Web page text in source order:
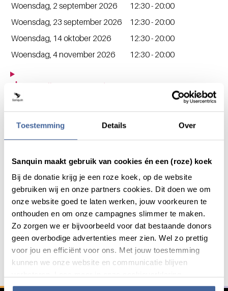
Toestemming Details Over
Sanquin maakt gebruik van cookies én een (roze) koek
Bij de donatie krijg je een roze koek, op de website
gebruiken wij en onze partners cookies. Dit doen we om
onze website goed te laten werken, jouw voorkeuren te
onthouden en om onze campagnes slimmer te maken.
Zo zorgen we er bijvoorbeeld voor dat bestaande donors
geen overbodige advertenties meer zien. Wel zo prettig
voor jou en efficiënt voor ons. Met jouw toestemming
kunnen we onze website en communicatie blijven
Woensdag, 2 september 2026
12:30 - 20:00
Woensdag, 23 september 2026
12:30 - 20:00
Woensdag, 14 oktober 2026
12:30 - 20:00
Woensdag, 4 november 2026
12:30 - 20:00
Toon alle openingstijden
Wielervereniging ‘Ede’, Horsterweg 5
6715 CTEde
Open in Google Maps
Contact
Heb je een vraag neem contact met ons op!
Service & contact
Algemene informatie